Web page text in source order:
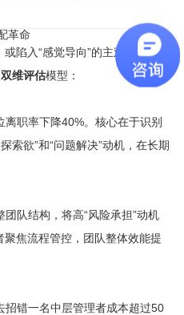
革命
陷入“感觉导向”的主观误区。
维评估模型：
职率下降40%。核心在于识别
索欲”和“问题解决”动机，在长期
队结构，将高“风险承担”动机
聚焦流程管控，团队整体效能提
招错一名中层管理者成本超过50